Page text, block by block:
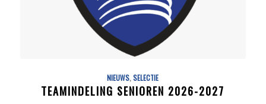
NIEUWS,SELECTIE
TEAMINDELING SENIOREN 2026-2027